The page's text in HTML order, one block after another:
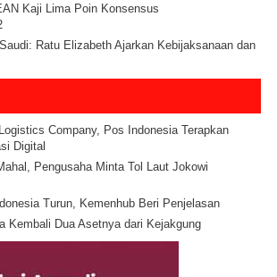
Kaji Lima Poin Konsensus
Ratu Elizabeth Ajarkan Kebijaksanaan dan
Company, Pos Indonesia Terapkan
Digital
Pengusaha Minta Tol Laut Jokowi
Turun, Kemenhub Beri Penjelasan
Kembali Dua Asetnya dari Kejakgung